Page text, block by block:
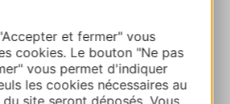
et fermer" vous
cookies. Le bouton "Ne pas
vous permet d'indiquer
les cookies nécessaires au
site seront déposés. Vous